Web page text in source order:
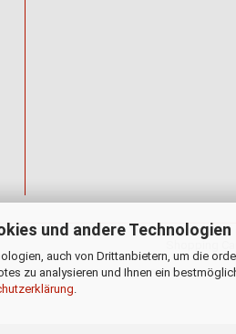
und andere Technologien
auch von Drittanbietern, um die
zu analysieren und Ihnen ein
.